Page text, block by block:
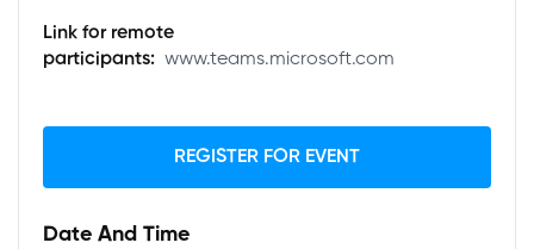
Link for remote
participants: www.teams.microsoft.com
REGISTER FOR EVENT
Date And Time